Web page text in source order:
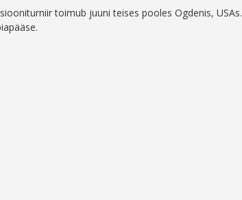
toimub juuni teises pooles Ogdenis, USAs.